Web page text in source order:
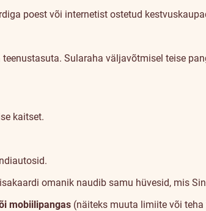
poest või internetist ostetud
Sularaha väljavõtmisel teise
kaitset.
omanik naudib samu hüvesid, mis
mobiilipangas (näiteks muuta limiite või